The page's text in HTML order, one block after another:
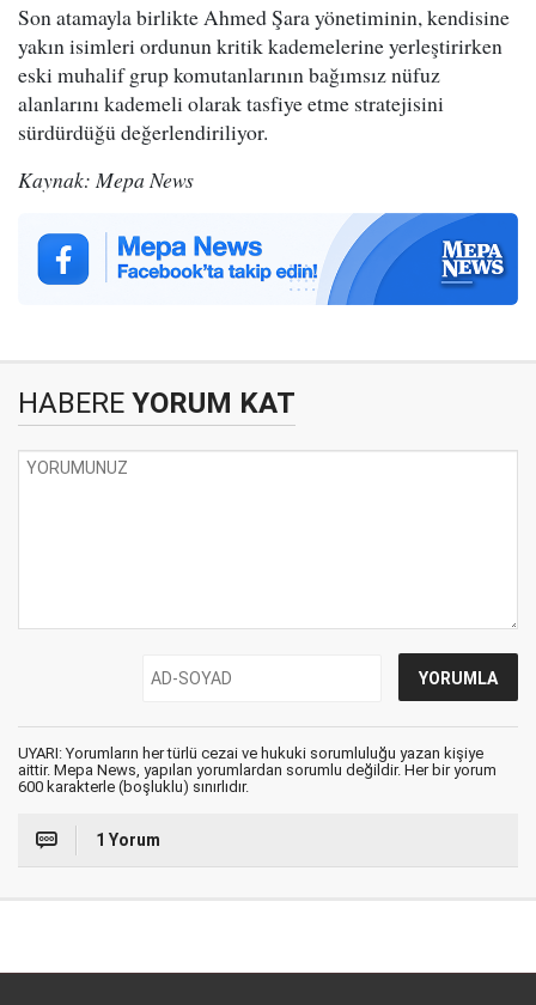
Son atamayla birlikte Ahmed Şara yönetiminin, kendisine
yakın isimleri ordunun kritik kademelerine yerleştirirken
eski muhalif grup komutanlarının bağımsız nüfuz
alanlarını kademeli olarak tasfiye etme stratejisini
sürdürdüğü değerlendiriliyor.
Kaynak: Mepa News
HABERE YORUM KAT
UYARI: Yorumların her türlü cezai ve hukuki sorumluluğu yazan kişiye
aittir. Mepa News, yapılan yorumlardan sorumlu değildir. Her bir yorum
600 karakterle (boşluklu) sınırlıdır.
1 Yorum